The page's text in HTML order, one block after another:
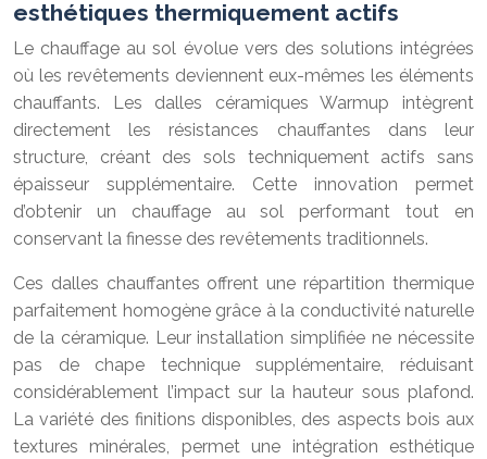
esthétiques thermiquement actifs
Le chauffage au sol évolue vers des solutions intégrées
où les revêtements deviennent eux-mêmes les éléments
chauffants. Les dalles céramiques Warmup intègrent
directement les résistances chauffantes dans leur
structure, créant des sols techniquement actifs sans
épaisseur supplémentaire. Cette innovation permet
d’obtenir un chauffage au sol performant tout en
conservant la finesse des revêtements traditionnels.
Ces dalles chauffantes offrent une répartition thermique
parfaitement homogène grâce à la conductivité naturelle
de la céramique. Leur installation simplifiée ne nécessite
pas de chape technique supplémentaire, réduisant
considérablement l’impact sur la hauteur sous plafond.
La variété des finitions disponibles, des aspects bois aux
textures minérales, permet une intégration esthétique